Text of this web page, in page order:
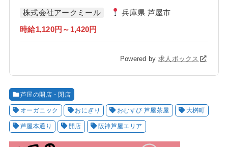
株式会社アークミール 兵庫県 芦屋市
時給1,120円～1,420円
Powered by 求人ボックス
芦屋の開店・閉店
オーガニック おにぎり おむすび 芦屋茶屋 大桝町
芦屋本通り 開店 阪神芦屋エリア